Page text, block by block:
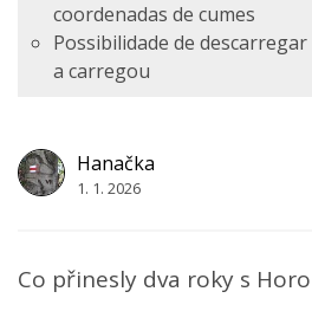
Hanačka
1. 1. 2026
Co přinesly dva roky s
coordenadas de cumes
Possibilidade de
a carregou